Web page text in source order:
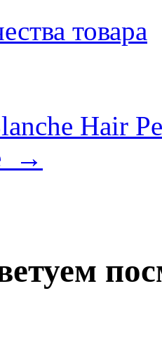
товара
Hair
→